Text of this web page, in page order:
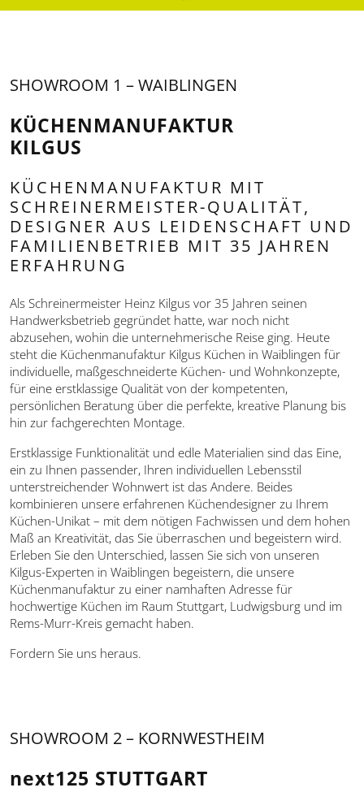
SHOWROOM 1 – WAIBLINGEN
KÜCHENMANUFAKTUR
KILGUS
KÜCHENMANUFAKTUR MIT
SCHREINERMEISTER-QUALITÄT,
DESIGNER AUS LEIDENSCHAFT UND
FAMILIENBETRIEB MIT 35 JAHREN
ERFAHRUNG
Als Schreinermeister Heinz Kilgus vor 35 Jahren seinen
Handwerksbetrieb gegründet hatte, war noch nicht
abzusehen, wohin die unternehmerische Reise ging. Heute
steht die Küchenmanufaktur Kilgus Küchen in Waiblingen für
individuelle, maßgeschneiderte Küchen- und Wohnkonzepte,
für eine erstklassige Qualität von der kompetenten,
persönlichen Beratung über die perfekte, kreative Planung bis
hin zur fachgerechten Montage.
Erstklassige Funktionalität und edle Materialien sind das Eine,
ein zu Ihnen passender, Ihren individuellen Lebensstil
unterstreichender Wohnwert ist das Andere. Beides
kombinieren unsere erfahrenen Küchendesigner zu Ihrem
Küchen-Unikat – mit dem nötigen Fachwissen und dem hohen
Maß an Kreativität, das Sie überraschen und begeistern wird.
Erleben Sie den Unterschied, lassen Sie sich von unseren
Kilgus-Experten in Waiblingen begeistern, die unsere
Küchenmanufaktur zu einer namhaften Adresse für
hochwertige Küchen im Raum Stuttgart, Ludwigsburg und im
Rems-Murr-Kreis gemacht haben.
Fordern Sie uns heraus.
SHOWROOM 2 – KORNWESTHEIM
next125 STUTTGART